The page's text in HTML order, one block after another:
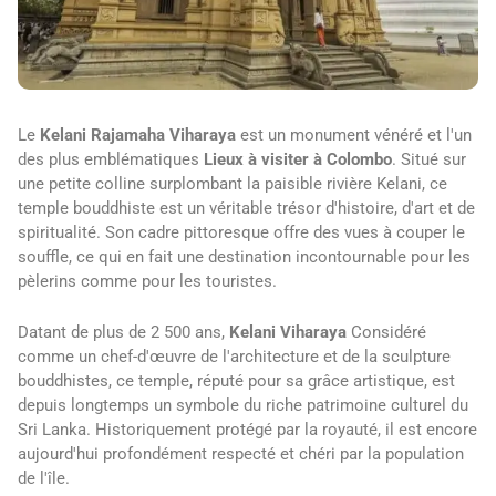
Le Kelani Rajamaha Viharaya est un monument vénéré et l'un
des plus emblématiques Lieux à visiter à Colombo. Situé sur
une petite colline surplombant la paisible rivière Kelani, ce
temple bouddhiste est un véritable trésor d'histoire, d'art et de
spiritualité. Son cadre pittoresque offre des vues à couper le
souffle, ce qui en fait une destination incontournable pour les
pèlerins comme pour les touristes.
Datant de plus de 2 500 ans, Kelani Viharaya Considéré
comme un chef-d'œuvre de l'architecture et de la sculpture
bouddhistes, ce temple, réputé pour sa grâce artistique, est
depuis longtemps un symbole du riche patrimoine culturel du
Sri Lanka. Historiquement protégé par la royauté, il est encore
aujourd'hui profondément respecté et chéri par la population
de l'île.